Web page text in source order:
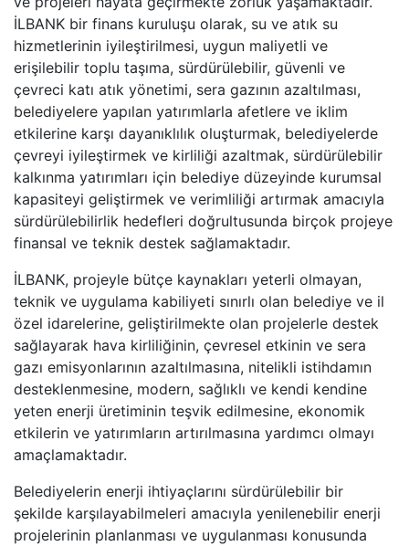
İLBANK bir finans kuruluşu olarak, su ve atık su
hizmetlerinin iyileştirilmesi, uygun maliyetli ve
erişilebilir toplu taşıma, sürdürülebilir, güvenli ve
çevreci katı atık yönetimi, sera gazının azaltılması,
belediyelere yapılan yatırımlarla afetlere ve iklim
etkilerine karşı dayanıklılık oluşturmak, belediyelerde
çevreyi iyileştirmek ve kirliliği azaltmak, sürdürülebilir
kalkınma yatırımları için belediye düzeyinde kurumsal
kapasiteyi geliştirmek ve verimliliği artırmak amacıyla
sürdürülebilirlik hedefleri doğrultusunda birçok projeye
finansal ve teknik destek sağlamaktadır.
İLBANK, projeyle bütçe kaynakları yeterli olmayan,
teknik ve uygulama kabiliyeti sınırlı olan belediye ve il
özel idarelerine, geliştirilmekte olan projelerle destek
sağlayarak hava kirliliğinin, çevresel etkinin ve sera
gazı emisyonlarının azaltılmasına, nitelikli istihdamın
desteklenmesine, modern, sağlıklı ve kendi kendine
yeten enerji üretiminin teşvik edilmesine, ekonomik
etkilerin ve yatırımların artırılmasına yardımcı olmayı
amaçlamaktadır.
Belediyelerin enerji ihtiyaçlarını sürdürülebilir bir
şekilde karşılayabilmeleri amacıyla yenilenebilir enerji
projelerinin planlanması ve uygulanması konusunda